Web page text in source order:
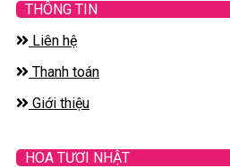
THÔNG TIN
Liên hệ
Thanh toán
Giới thiệu
HOA TƯƠI NHẬT